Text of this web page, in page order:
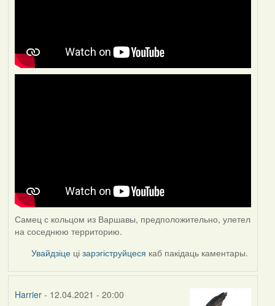
Самец с кольцом из Варшавы, предположительно, улетел
на соседнюю территорию.
Увайдзіце цізарэгіструйцеся каб пакідаць каментары.
Harrier- 12.04.2021 - 20:00